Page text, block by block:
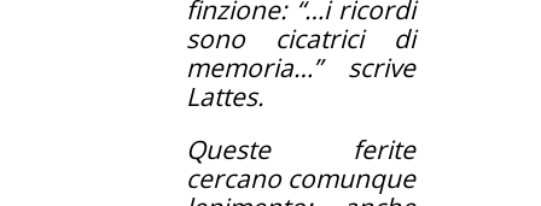
finzione: “…i ricordi
sono cicatrici di
memoria…” scrive
Lattes.
Queste ferite
cercano comunque